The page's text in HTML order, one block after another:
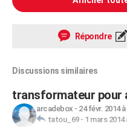
Répondre
Discussions similaires
transformateur pour
arcadebox - 24 févr. 2014 à
tatou_69- 1 mars 2014